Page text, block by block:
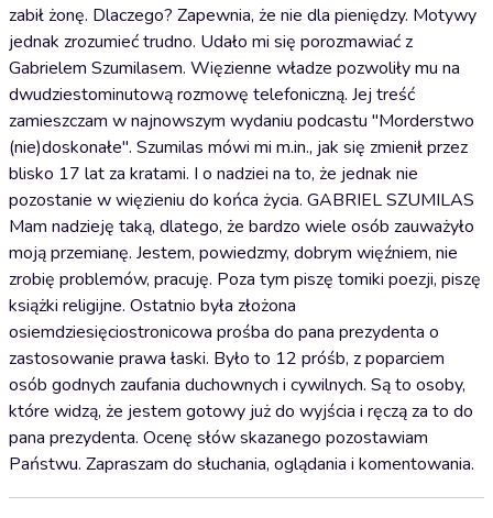
zabił żonę. Dlaczego? Zapewnia, że nie dla pieniędzy. Motywy
jednak zrozumieć trudno. Udało mi się porozmawiać z
Gabrielem Szumilasem. Więzienne władze pozwoliły mu na
dwudziestominutową rozmowę telefoniczną. Jej treść
zamieszczam w najnowszym wydaniu podcastu "Morderstwo
(nie)doskonałe". Szumilas mówi mi m.in., jak się zmienił przez
blisko 17 lat za kratami. I o nadziei na to, że jednak nie
pozostanie w więzieniu do końca życia. GABRIEL SZUMILAS
Mam nadzieję taką, dlatego, że bardzo wiele osób zauważyło
moją przemianę. Jestem, powiedzmy, dobrym więźniem, nie
zrobię problemów, pracuję. Poza tym piszę tomiki poezji, piszę
książki religijne. Ostatnio była złożona
osiemdziesięciostronicowa prośba do pana prezydenta o
zastosowanie prawa łaski. Było to 12 próśb, z poparciem
osób godnych zaufania duchownych i cywilnych. Są to osoby,
które widzą, że jestem gotowy już do wyjścia i ręczą za to do
pana prezydenta. Ocenę słów skazanego pozostawiam
Państwu. Zapraszam do słuchania, oglądania i komentowania.